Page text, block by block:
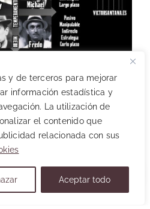
y de terceros para mejorar
información estadística y
La utilización de
el contenido que
relacionada con sus
Aceptar todo
QUE NO PUEDAS
trabajo o con tu equipo
toda costa, ya que, de lo